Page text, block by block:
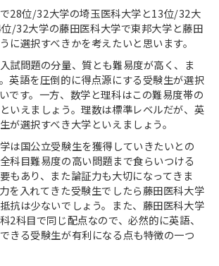
28位/32大学の埼玉医科大学と13位/32大
/32大学の藤田医科大学で東邦大学と藤田
に選択すべきかを考えたいと思います。
試問題の分量、質とも難易度が高く、ま
英語を圧倒的に得点源にする受験生が選択
です。一方、数学と理科はこの難易度帯の
いえましょう。理数は標準レベルだが、英
が選択すべき大学といえましょう。
は国公立受験生を獲得していきたいとの
科目難易度の高い問題まで食らいつける
もあり、また論証力も大切になってきま
を入れてきた受験生でしたら藤田医科大学
抗は少ないでしょう。また、藤田医科大学
2科目で同じ配点なので、必然的に英語、
きる受験生が有利になる点も特徴の一つ